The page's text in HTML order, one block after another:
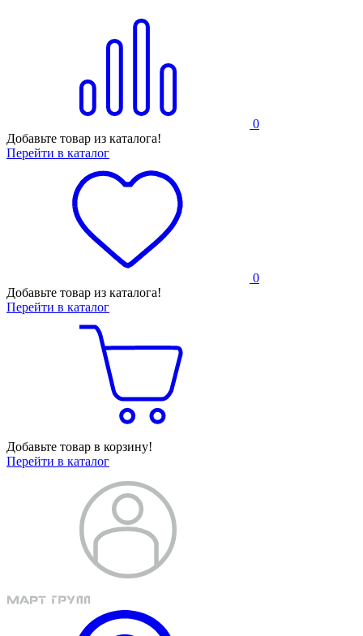
0
Добавьте товар из каталога!
Перейти в каталог
0
Добавьте товар из каталога!
Перейти в каталог
Добавьте товар в корзину!
Перейти в каталог